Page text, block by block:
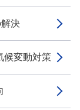
決
変動対策